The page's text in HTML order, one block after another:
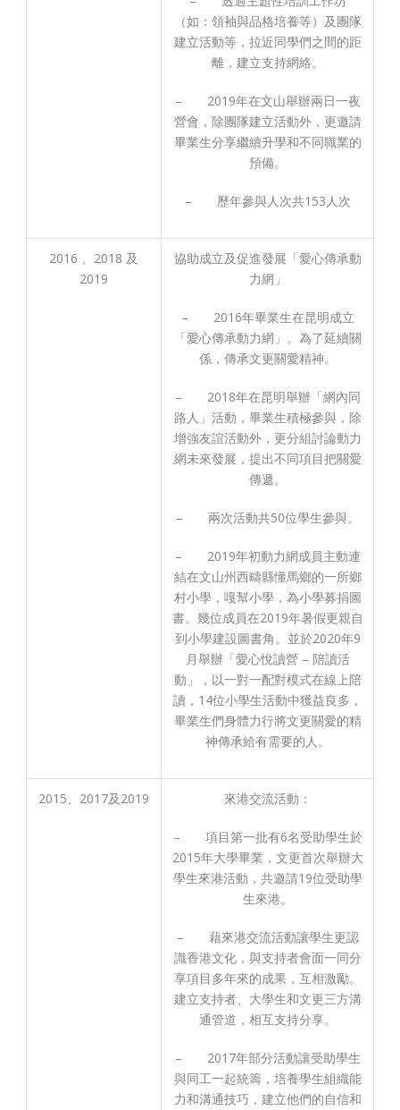
（如：領袖與品格培養等）及團隊
建立活動等，拉近同學們之間的距
離，建立支持網絡。
– 2019年在文山舉辦兩日一夜
營會，除團隊建立活動外，更邀請
畢業生分享繼續升學和不同職業的
預備。
– 歷年參與人次共153人次
2016 、2018 及
2019
協助成立及促進發展「愛心傳承動
力網」
– 2016年畢業生在昆明成立
「愛心傳承動力網」。為了延續關
係，傳承文更關愛精神。
– 2018年在昆明舉辦「網內同
路人」活動，畢業生積極參與，除
增強友誼活動外，更分組討論動力
網未來發展，提出不同項目把關愛
傳遞。
– 兩次活動共50位學生參與。
– 2019年初動力網成員主動連
結在文山州西疇縣懂馬鄉的一所鄉
村小學，嘎幫小學，為小學募捐圖
書。幾位成員在2019年暑假更親自
到小學建設圖書角。並於2020年9
月舉辦「愛心悅讀營 – 陪讀活
動」，以一對一配對模式在線上陪
讀，14位小學生活動中獲益良多，
畢業生們身體力行將文更關愛的精
神傳承給有需要的人。
2015、2017及2019 來港交流活動：
– 項目第一批有6名受助學生於
2015年大學畢業，文更首次舉辦大
學生來港活動，共邀請19位受助學
生來港。
– 藉來港交流活動讓學生更認
識香港文化，與支持者會面一同分
享項目多年來的成果，互相激勵。
建立支持者、大學生和文更三方溝
通管道，相互支持分享。
– 2017年部分活動讓受助學生
與同工一起統籌，培養學生組織能
力和溝通技巧，建立他們的自信和